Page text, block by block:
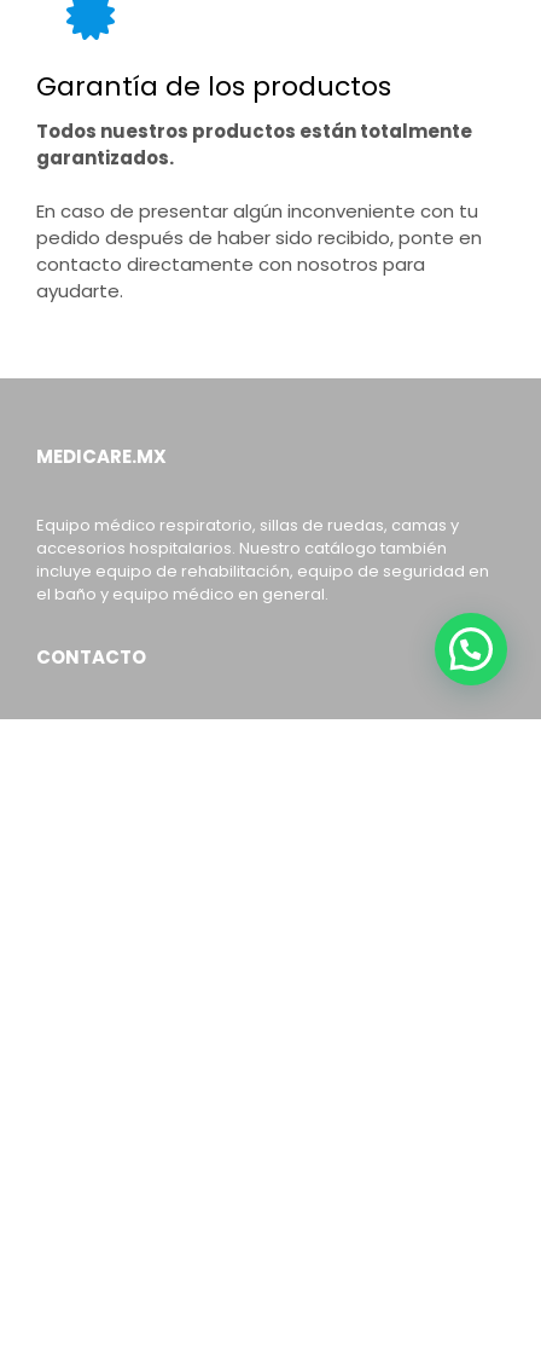
Garantía de los productos
Todos nuestros productos están totalmente
garantizados.
En caso de presentar algún inconveniente con tu
pedido después de haber sido recibido, ponte en
contacto directamente con nosotros para
ayudarte.
MEDICARE.MX
Equipo médico respiratorio, sillas de ruedas, camas y
accesorios hospitalarios. Nuestro catálogo también
incluye equipo de rehabilitación, equipo de seguridad en
el baño y equipo médico en general.
CONTACTO
ventas@medicare.com.mx